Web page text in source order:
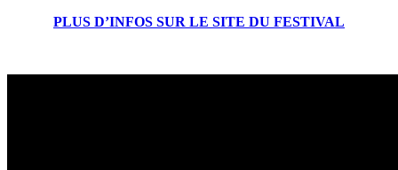
PLUS D’INFOS SUR LE SITE DU FESTIVAL